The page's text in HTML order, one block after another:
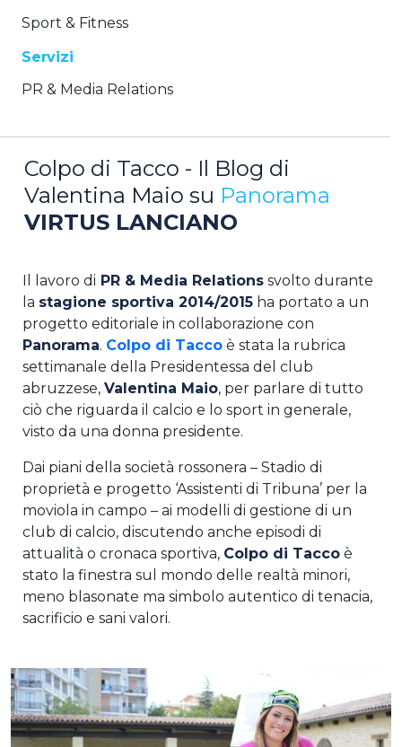
Sport & Fitness
Servizi
PR & Media Relations
Colpo di Tacco - Il Blog di
Valentina Maio su Panorama
VIRTUS LANCIANO
Il lavoro di PR & Media Relations svolto durante
la stagione sportiva 2014/2015 ha portato a un
progetto editoriale in collaborazione con
Panorama. Colpo di Tacco è stata la rubrica
settimanale della Presidentessa del club
abruzzese, Valentina Maio, per parlare di tutto
ciò che riguarda il calcio e lo sport in generale,
visto da una donna presidente.
Dai piani della società rossonera – Stadio di
proprietà e progetto ‘Assistenti di Tribuna’ per la
moviola in campo – ai modelli di gestione di un
club di calcio, discutendo anche episodi di
attualità o cronaca sportiva, Colpo di Tacco è
stato la finestra sul mondo delle realtà minori,
meno blasonate ma simbolo autentico di tenacia,
sacrificio e sani valori.